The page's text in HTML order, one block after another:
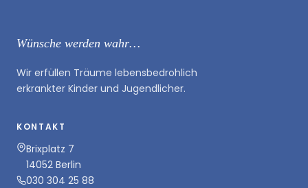
Wünsche werden wahr…
Wir erfüllen Träume lebensbedrohlich
erkrankter Kinder und Jugendlicher.
KONTAKT
Brixplatz 7
14052 Berlin
030 304 25 88